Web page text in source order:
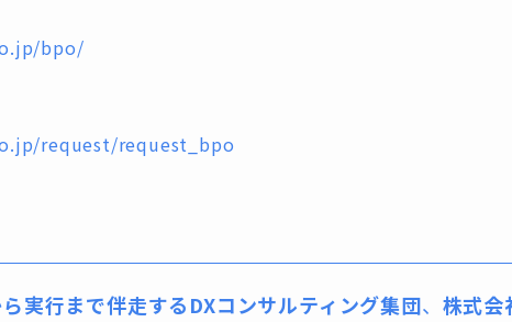
bpo/
request/request_bpo
実行まで伴走するDXコンサルティング集団、 株式会